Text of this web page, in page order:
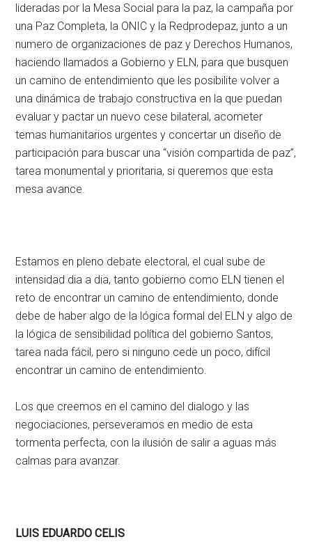
lideradas por la Mesa Social para la paz, la campaña por
una Paz Completa, la ONIC y la Redprodepaz, junto a un
numero de organizaciones de paz y Derechos Humanos,
haciendo llamados a Gobierno y ELN, para que busquen
un camino de entendimiento que les posibilite volver a
una dinámica de trabajo constructiva en la que puedan
evaluar y pactar un nuevo cese bilateral, acometer
temas humanitarios urgentes y concertar un diseño de
participación para buscar una “visión compartida de paz”,
tarea monumental y prioritaria, si queremos que esta
mesa avance.
Estamos en pleno debate electoral, el cual sube de
intensidad dia a dia, tanto gobierno como ELN tienen el
reto de encontrar un camino de entendimiento, donde
debe de haber algo de la lógica formal del ELN y algo de
la lógica de sensibilidad política del gobierno Santos,
tarea nada fácil, pero si ninguno cede un poco, difícil
encontrar un camino de entendimiento.
Los que creemos en el camino del dialogo y las
negociaciones, perseveramos en medio de esta
tormenta perfecta, con la ilusión de salir a aguas más
calmas para avanzar.
LUIS EDUARDO CELIS